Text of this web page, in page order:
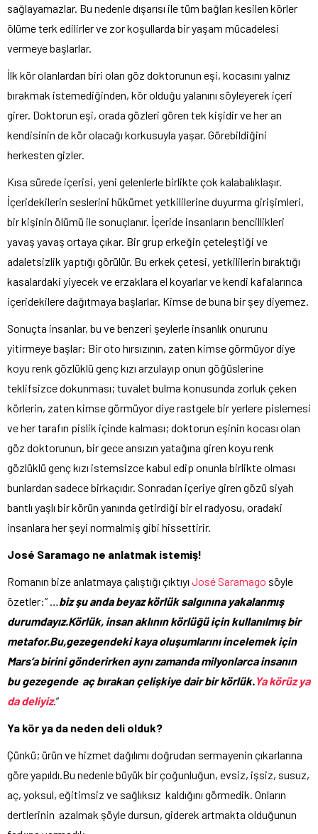
sağlayamazlar. Bu nedenle dışarısı ile tüm bağları kesilen körler
ölüme terk edilirler ve zor koşullarda bir yaşam mücadelesi
vermeye başlarlar.
İlk kör olanlardan biri olan göz doktorunun eşi, kocasını yalnız
bırakmak istemediğinden, kör olduğu yalanını söyleyerek içeri
girer. Doktorun eşi, orada gözleri gören tek kişidir ve her an
kendisinin de kör olacağı korkusuyla yaşar. Görebildiğini
herkesten gizler.
Kısa sürede içerisi, yeni gelenlerle birlikte çok kalabalıklaşır.
İçeridekilerin seslerini hükümet yetkililerine duyurma girişimleri,
bir kişinin ölümü ile sonuçlanır. İçeride insanların bencillikleri
yavaş yavaş ortaya çıkar. Bir grup erkeğin çeteleştiği ve
adaletsizlik yaptığı görülür. Bu erkek çetesi, yetkililerin bıraktığı
kasalardaki yiyecek ve erzaklara el koyarlar ve kendi kafalarınca
içeridekilere dağıtmaya başlarlar. Kimse de buna bir şey diyemez.
Sonuçta insanlar, bu ve benzeri şeylerle insanlık onurunu
yitirmeye başlar: Bir oto hırsızının, zaten kimse görmüyor diye
koyu renk gözlüklü genç kızı arzulayıp onun göğüslerine
teklifsizce dokunması; tuvalet bulma konusunda zorluk çeken
körlerin, zaten kimse görmüyor diye rastgele bir yerlere pislemesi
ve her tarafın pislik içinde kalması; doktorun eşinin kocası olan
göz doktorunun, bir gece ansızın yatağına giren koyu renk
gözlüklü genç kızı istemsizce kabul edip onunla birlikte olması
bunlardan sadece birkaçıdır. Sonradan içeriye giren gözü siyah
bantlı yaşlı bir körün yanında getirdiği bir el radyosu, oradaki
insanlara her şeyi normalmiş gibi hissettirir.
José Saramago ne anlatmak istemiş!
Romanın bize anlatmaya çalıştığı çıktıyı José Saramago söyle
özetler:” … biz şu anda beyaz körlük salgınına yakalanmış
durumdayız.Körlük, insan aklının körlüğü için kullanılmış bir
metafor.Bu,gezegendeki kaya oluşumlarını incelemek için
Mars’a birini gönderirken aynı zamanda milyonlarca insanın
bu gezegende aç bırakan çelişkiye dair bir körlük.Ya körüz ya
da deliyiz.”
Ya kör ya da neden deli olduk?
Çünkü; ürün ve hizmet dağılımı doğrudan sermayenin çıkarlarına
göre yapıldı.Bu nedenle büyük bir çoğunluğun, evsiz, işsiz, susuz,
aç, yoksul, eğitimsiz ve sağlıksız kaldığını görmedik. Onların
dertlerinin azalmak şöyle dursun, giderek artmakta olduğunun